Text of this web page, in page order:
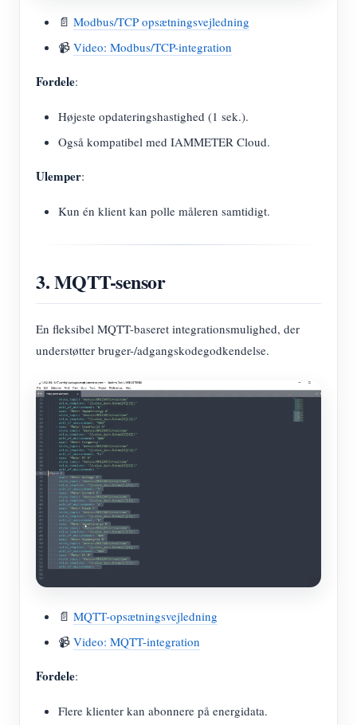
📄 Modbus/TCP opsætningsvejledning
📹 Video: Modbus/TCP-integration
Fordele:
Højeste opdateringshastighed (1 sek.).
Også kompatibel med IAMMETER Cloud.
Ulemper:
Kun én klient kan polle måleren samtidigt.
3. MQTT-sensor
En fleksibel MQTT-baseret integrationsmulighed, der
understøtter bruger-/adgangskodegodkendelse.
📄 MQTT-opsætningsvejledning
📹 Video: MQTT-integration
Fordele:
Flere klienter kan abonnere på energidata.